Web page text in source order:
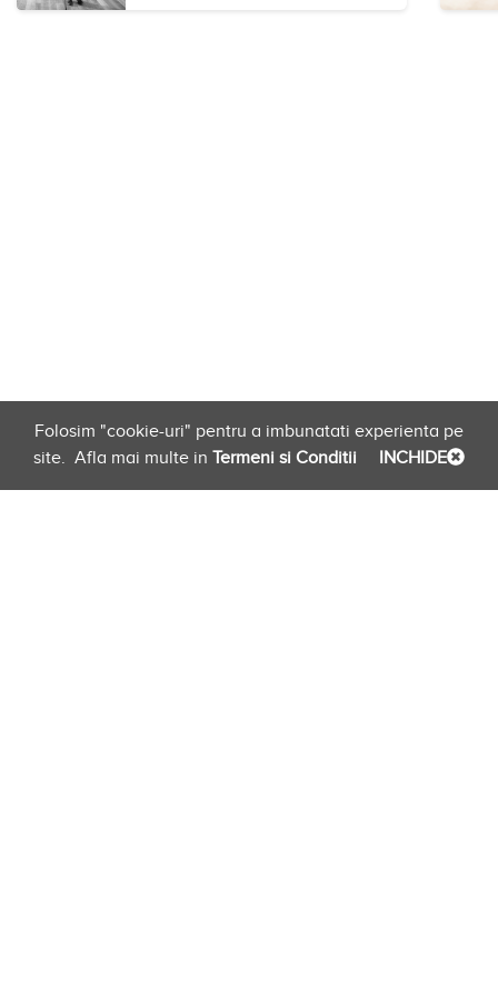
Folosim "cookie-uri" pentru a imbunatati experienta pe
site. Afla mai multe in Termeni si Conditii INCHIDE